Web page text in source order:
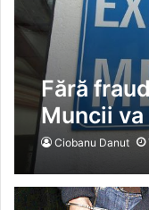
Fără
Muncii
handicap
Ciobanu Danut